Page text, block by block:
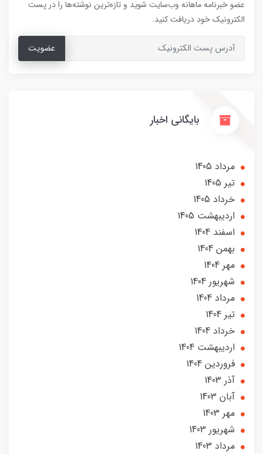
عضو خبرنامه ماهانه وب‌سایت شوید و تازه‌ترین نوشته‌ها را در پست
الکترونیک خود دریافت کنید.
عضویت
بایگانی اخبار
مرداد 1405
تير 1405
خرداد 1405
ارديبهشت 1405
اسفند 1404
بهمن 1404
مهر 1404
شهریور 1404
مرداد 1404
تير 1404
خرداد 1404
ارديبهشت 1404
فروردین 1404
آذر 1403
آبان 1403
مهر 1403
شهریور 1403
مرداد 1403